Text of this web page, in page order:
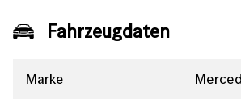
Fahrzeugdaten
Marke